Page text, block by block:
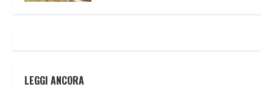
LEGGI ANCORA